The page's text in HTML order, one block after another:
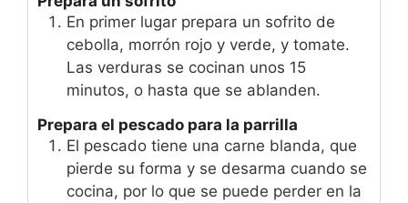
En primer lugar prepara un sofrito de
cebolla, morrón rojo y verde, y tomate.
Las verduras se cocinan unos 15
minutos, o hasta que se ablanden.
Prepara el pescado para la parrilla
El pescado tiene una carne blanda, que
pierde su forma y se desarma cuando se
cocina, por lo que se puede perder en la